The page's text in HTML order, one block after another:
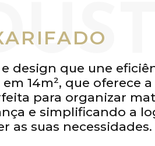
design que une
14m², que oferece a
para organizar
e simplificando a
as suas necessidades.